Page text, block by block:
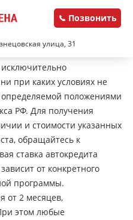
улица, 31
Позвонить
при каких условиях не
положениями
РФ. Для получения
и стоимости указанных
обращайтесь к
ставка автокредита
от конкретного
программы.
от 2 месяцев,
этом любые